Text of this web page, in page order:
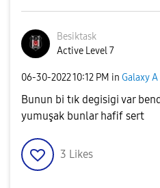
Besiktask
Active Level 7
‎06-30-202210:12 PM in Galaxy A
Bunun bi tık degisigi var
yumuşak bunlar hafif sert
3 Likes